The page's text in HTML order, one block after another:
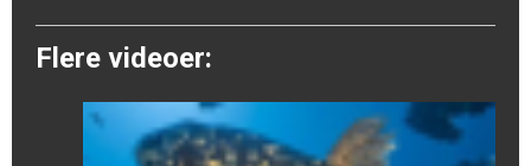
Flere videoer: